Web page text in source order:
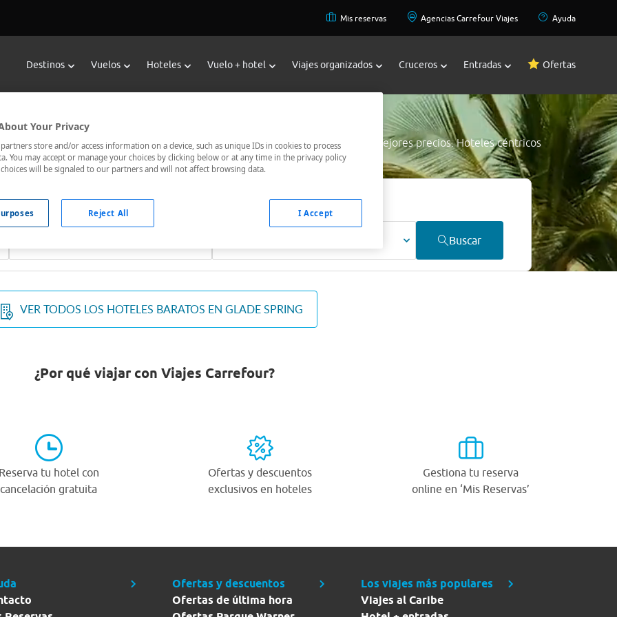
Mis reservas Agencias Carrefour Viajes Ayuda
Destinos Vuelos Hoteles Vuelo + hotel Viajes organizados Cruceros Entradas Ofertas
Reservar Hoteles en Glade Spring
hoteles de Viajes Carrefour te ofrecehoteles baratos en Glade Spring
a los mejores precios. Hoteles céntricos
el hotel que busques nosotros te lo encontramos al mejor precio.
Fechas *
Buscar
VER TODOS LOS HOTELES BARATOS EN GLADE SPRING
¿Por qué viajar con Viajes Carrefour?
Reserva tu hotel con
cancelación gratuita
Ofertas y descuentos
exclusivos en hoteles
Gestiona tu reserva
online en ‘Mis Reservas’
Ofertas y descuentos
Ofertas de última hora
Los viajes más populares
Viajes al Caribe
Your Privacy
store and/or access information on a device, such as unique IDs in cookies to process
You may accept or manage your choices by clicking below or at any time in the privacy policy
choices will be signaled to our partners and will not affect browsing data.
Reject All I Accept